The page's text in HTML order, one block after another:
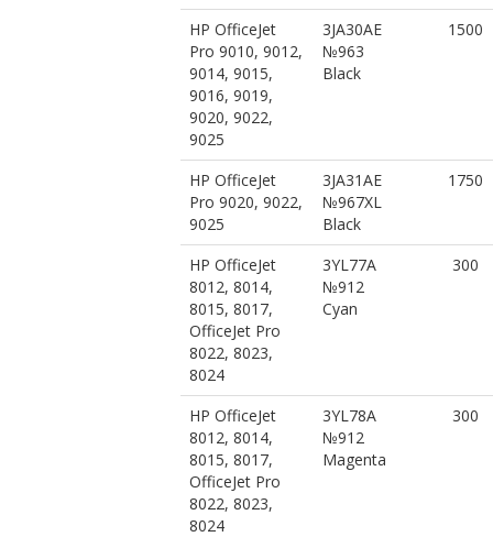
HP OfficeJet
Pro 9010, 9012,
9014, 9015,
9016, 9019,
9020, 9022,
9025
3JA30AE
№963
Black
1500
HP OfficeJet
Pro 9020, 9022,
9025
3JA31AE
№967XL
Black
1750
HP OfficeJet
8012, 8014,
8015, 8017,
OfficeJet Pro
8022, 8023,
8024
3YL77A
№912
Cyan
300
HP OfficeJet
8012, 8014,
8015, 8017,
OfficeJet Pro
8022, 8023,
8024
3YL78A
№912
Magenta
300